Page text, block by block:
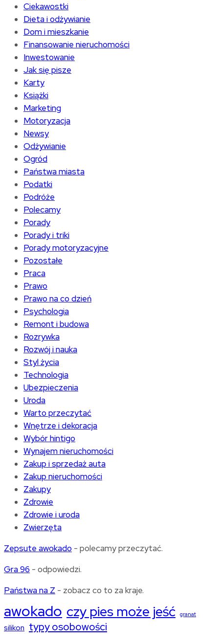
Ciekawostki
Dieta i odżywianie
Dom i mieszkanie
Finansowanie nieruchomości
Inwestowanie
Jak się pisze
Karty
Książki
Marketing
Motoryzacja
Newsy
Odżywianie
Ogród
Państwa miasta
Podatki
Podróże
Polecamy
Porady
Porady i triki
Porady motoryzacyjne
Pozostałe
Praca
Prawo
Prawo na co dzień
Psychologia
Remont i budowa
Rozrywka
Rozwój i nauka
Styl życia
Technologia
Ubezpieczenia
Uroda
Warto przeczytać
Wnętrze i dekoracja
Wybór hintigo
Wynajem nieruchomości
Zakup i sprzedaż auta
Zakup nieruchomości
Zakupy
Zdrowie
Zdrowie i uroda
Zwierzęta
Zepsute awokado - polecamy przeczytać.
Gra 96 - odpowiedzi.
Państwa na Z - zobacz co to za kraje.
awokado czy pies może jeść granat
silikon typy osobowości